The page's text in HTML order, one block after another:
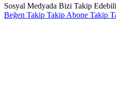
Sosyal Medyada Bizi Takip
Beğen Takip Takip Abone Takip